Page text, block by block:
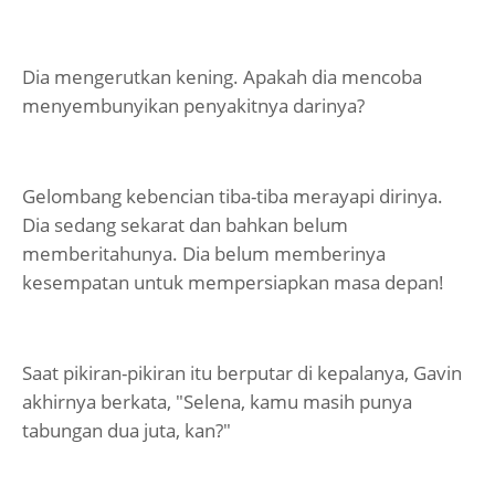
Dia mengerutkan kening. Apakah dia mencoba
menyembunyikan penyakitnya darinya?
Gelombang kebencian tiba-tiba merayapi dirinya.
Dia sedang sekarat dan bahkan belum
memberitahunya. Dia belum memberinya
kesempatan untuk mempersiapkan masa depan!
Saat pikiran-pikiran itu berputar di kepalanya, Gavin
akhirnya berkata, "Selena, kamu masih punya
tabungan dua juta, kan?"